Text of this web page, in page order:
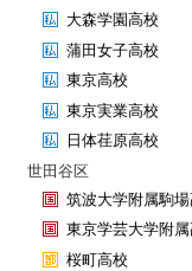
大森学園高校
蒲田女子高校
東京高校
東京実業高校
日体荏原高校
世田谷区
筑波大学附属駒場
東京学芸大学附属
桜町高校